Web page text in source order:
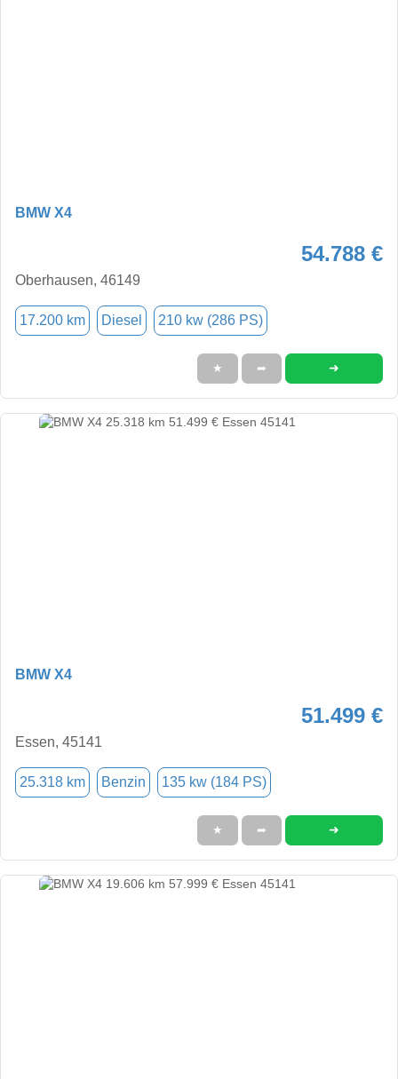
BMW X4
54.788 €
Oberhausen, 46149
17.200 km Diesel 210 kw (286 PS)
★ ➦ ➜
BMW X4
51.499 €
Essen, 45141
25.318 km Benzin 135 kw (184 PS)
★ ➦ ➜